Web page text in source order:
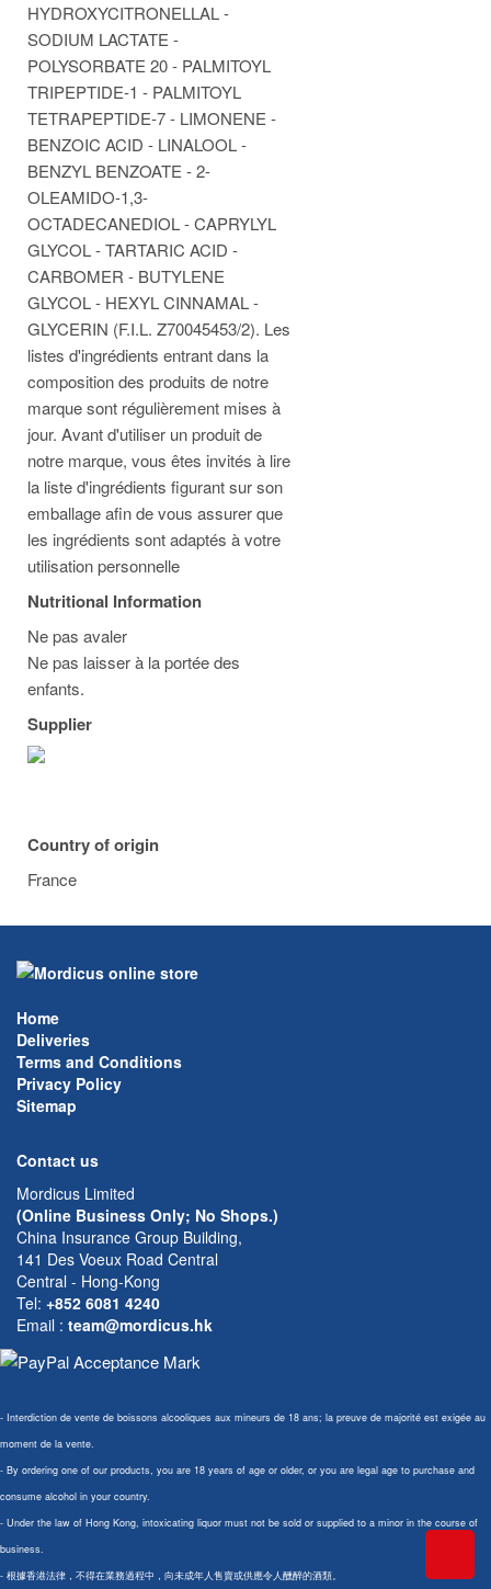
HYDROXYCITRONELLAL -
SODIUM LACTATE -
POLYSORBATE 20 - PALMITOYL
TRIPEPTIDE-1 - PALMITOYL
TETRAPEPTIDE-7 - LIMONENE -
BENZOIC ACID - LINALOOL -
BENZYL BENZOATE - 2-
OLEAMIDO-1,3-
OCTADECANEDIOL - CAPRYLYL
GLYCOL - TARTARIC ACID -
CARBOMER - BUTYLENE
GLYCOL - HEXYL CINNAMAL -
GLYCERIN (F.I.L. Z70045453/2). Les
listes d'ingrédients entrant dans la
composition des produits de notre
marque sont régulièrement mises à
jour. Avant d'utiliser un produit de
notre marque, vous êtes invités à lire
la liste d'ingrédients figurant sur son
emballage afin de vous assurer que
les ingrédients sont adaptés à votre
utilisation personnelle
Nutritional Information
Ne pas avaler
Ne pas laisser à la portée des
enfants.
Supplier
Country of origin
France
Home
Deliveries
Terms and Conditions
Privacy Policy
Sitemap
Contact us
Mordicus Limited
(Online Business Only; No Shops.)
China Insurance Group Building,
141 Des Voeux Road Central
Central - Hong-Kong
Tel: +852 6081 4240
Email : team@mordicus.hk
- Interdiction de vente de boissons alcooliques aux mineurs de 18 ans; la preuve de majorité est exigée au
moment de la vente.
- By ordering one of our products, you are 18 years of age or older, or you are legal age to purchase and
consume alcohol in your country.
- Under the law of Hong Kong, intoxicating liquor must not be sold or supplied to a minor in the course of
business.
- 根據香港法律，不得在業務過程中，向未成年人售賣或供應令人醺醉的酒類。